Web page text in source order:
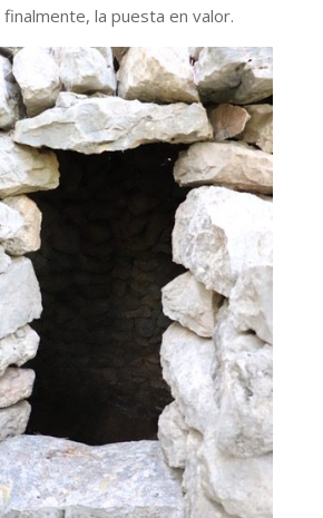
la puesta en valor.